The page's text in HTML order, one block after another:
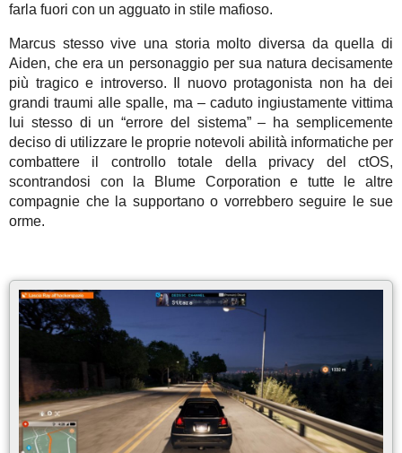
farla fuori con un agguato in stile mafioso.
Marcus stesso vive una storia molto diversa da quella di
Aiden, che era un personaggio per sua natura decisamente
più tragico e introverso. Il nuovo protagonista non ha dei
grandi traumi alle spalle, ma – caduto ingiustamente vittima
lui stesso di un “errore del sistema” – ha semplicemente
deciso di utilizzare le proprie notevoli abilità informatiche per
combattere il controllo totale della privacy del ctOS,
scontrandosi con la Blume Corporation e tutte le altre
compagnie che la supportano o vorrebbero seguire le sue
orme.